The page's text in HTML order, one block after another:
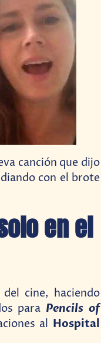
canción que dijo
con el brote
en el
cine, haciendo
para Pencils of
al Hospital